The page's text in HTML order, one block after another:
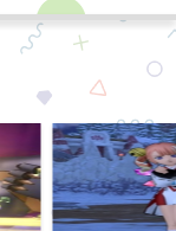
次へ
検索